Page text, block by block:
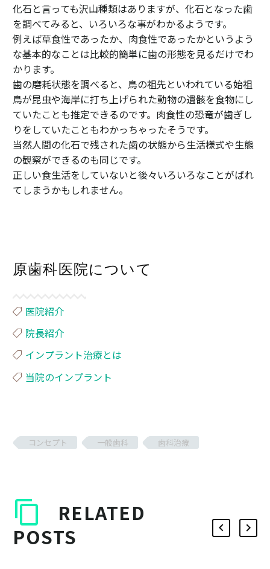
化石と言っても沢山種類はありますが、化石となった歯
を調べてみると、いろいろな事がわかるようです。
例えば草食性であったか、肉食性であったかというよう
な基本的なことは比較的簡単に歯の形態を見るだけでわ
かります。
歯の磨耗状態を調べると、鳥の祖先といわれている始祖
鳥が昆虫や海岸に打ち上げられた動物の遺骸を食物にし
ていたことも推定できるのです。肉食性の恐竜が歯ぎし
りをしていたこともわかっちゃったそうです。
当然人間の化石で残された歯の状態から生活様式や生態
の観察ができるのも同じです。
正しい食生活をしていないと後々いろいろなことがばれ
てしまうかもしれません。
原歯科医院について
医院紹介
院長紹介
インプラント治療とは
当院のインプラント
コンセプト 一般歯科 歯科治療
RELATED
POSTS